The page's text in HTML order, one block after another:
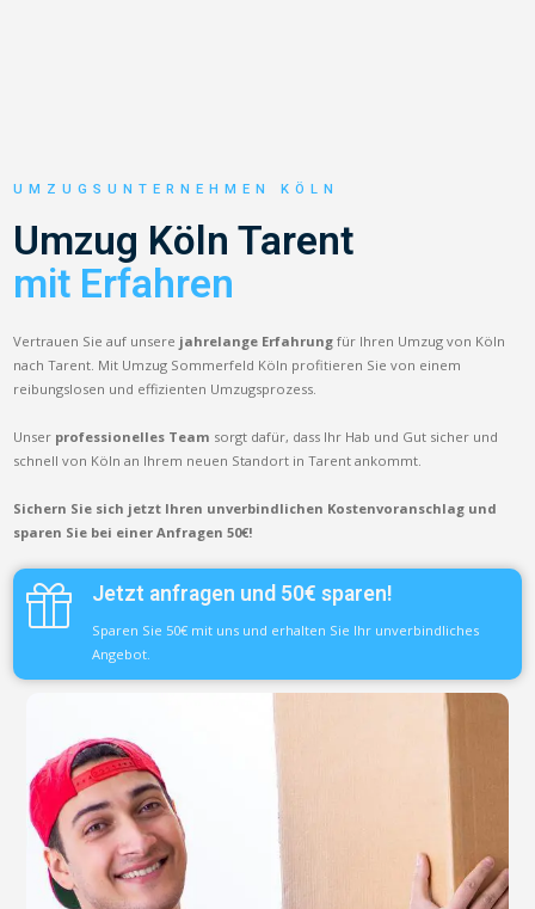
UMZUGSUNTERNEHMEN KÖLN
Umzug Köln Tarent
mit Erfahren
Vertrauen Sie auf unsere jahrelange Erfahrung für Ihren Umzug von Köln
nach Tarent. Mit Umzug Sommerfeld Köln profitieren Sie von einem
reibungslosen und effizienten Umzugsprozess.
Unser professionelles Team sorgt dafür, dass Ihr Hab und Gut sicher und
schnell von Köln an Ihrem neuen Standort in Tarent ankommt.
Sichern Sie sich jetzt Ihren unverbindlichen Kostenvoranschlag und
sparen Sie bei einer Anfragen 50€!
Jetzt anfragen und 50€ sparen!
Sparen Sie 50€ mit uns und erhalten Sie Ihr unverbindliches
Angebot.